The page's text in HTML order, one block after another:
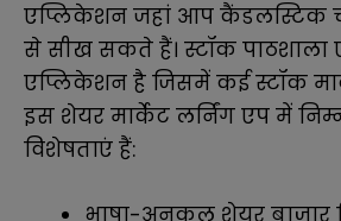
एप्लिकेशन जहां आप कैंडलस्टिक
से सीख सकते हैं। स्टॉक पाठशाला
एप्लिकेशन है जिसमें कई स्टॉक
इस शेयर मार्केट लर्निंग एप में
विशेषताएं हैं:
भाषा-अनुकूल शेयर बाज़ार